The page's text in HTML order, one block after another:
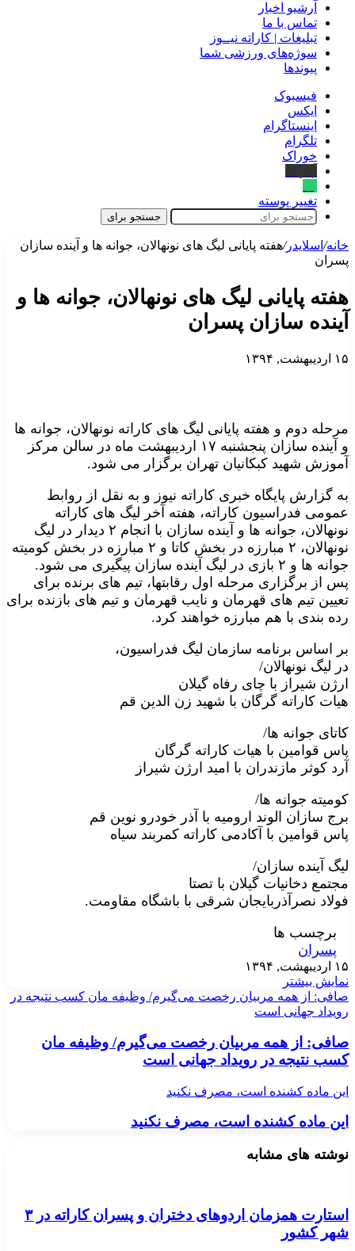
آرشیو اخبار
تماس‌ با‌ ما
تبلیغات | کاراته نیــوز
سوژه‌های ورزشی شما
پیوندها
فیسبوک
ایکس
اینستاگرام
تلگرام
خوراک
تغییر پوسته
جستجو برای
خانه/ اسلایدر/هفته پایانی لیگ های نونهالان، جوانه ها و آینده سازان
پسران
هفته پایانی لیگ های نونهالان، جوانه ها و
آینده سازان پسران
۱۵ اردیبهشت, ۱۳۹۴
مرحله دوم و هفته پایانی لیگ های کاراته نونهالان، جوانه ها
و آینده سازان پنجشنبه ۱۷ اردیبهشت ماه در سالن مرکز
آموزش شهید کبکانیان تهران برگزار می شود.
به گزارش پایگاه خبری کاراته نیوز و به نقل از روابط
عمومی فدراسیون کاراته، هفته آخر لیگ های کاراته
نونهالان، جوانه ها و آینده سازان با انجام ۲ دیدار در لیگ
نونهالان، ۲ مبارزه در بخش کاتا و ۲ مبارزه در بخش کومیته
جوانه ها و ۲ بازی در لیگ آینده سازان پیگیری می شود.
پس از برگزاری مرحله اول رقابتها، تیم های برنده برای
تعیین تیم های قهرمان و نایب قهرمان و تیم های بازنده برای
رده بندی با هم مبارزه خواهند کرد.
بر اساس برنامه سازمان لیگ فدراسیون،
در لیگ نونهالان/
ارژن شیراز با چای رفاه گیلان
هیات کاراته گرگان با شهید زن الدین قم
کاتای جوانه ها/
پاس قوامین با هیات کاراته گرگان
آرد کوثر مازندران با امید ارژن شیراز
کومیته جوانه ها/
برج سازان الوند ارومیه با آذر خودرو نوین قم
پاس قوامین با آکادمی کاراته کمربند سیاه
لیگ آینده سازان/
مجتمع دخانیات گیلان با تصتا
فولاد نصرآذربایجان شرقی با باشگاه مقاومت.
برچسب ها
پسران
۱۵ اردیبهشت, ۱۳۹۴
نمایش بیشتر
صافی: از همه مربیان رخصت می‌گیرم/ وظیفه مان کسب نتیجه در
رویداد جهانی است
صافی: از همه مربیان رخصت می‌گیرم/ وظیفه مان
کسب نتیجه در رویداد جهانی است
این ماده کشنده است، مصرف نکنید
این ماده کشنده است، مصرف نکنید
نوشته های مشابه
استارت همزمان اردوهای دختران و پسران کاراته در ۳
شهر کشور